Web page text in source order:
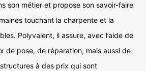
son métier et propose son savoir-faire
touchant la charpente et la
Polyvalent, il assure, avec l’aide de
de pose, de réparation, mais aussi de
à des prix qui sont